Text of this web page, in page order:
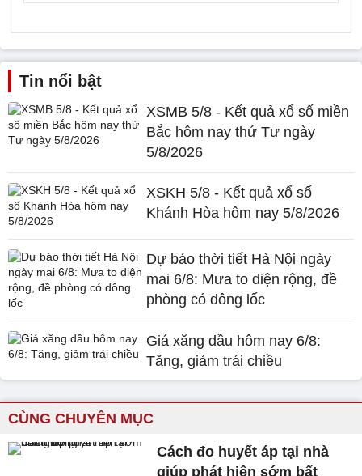
Tin nổi bật
XSMB 5/8 - Kết quả xổ số miền
Bắc hôm nay thứ Tư ngày
5/8/2026
XSKH 5/8 - Kết quả xổ số
Khánh Hòa hôm nay 5/8/2026
Dự báo thời tiết Hà Nội ngày
mai 6/8: Mưa to diện rộng, đề
phòng có dông lốc
Giá xăng dầu hôm nay 6/8:
Tăng, giảm trái chiều
CÙNG CHUYÊN MỤC
Cách đo huyết áp tại nhà
giúp phát hiện sớm bất